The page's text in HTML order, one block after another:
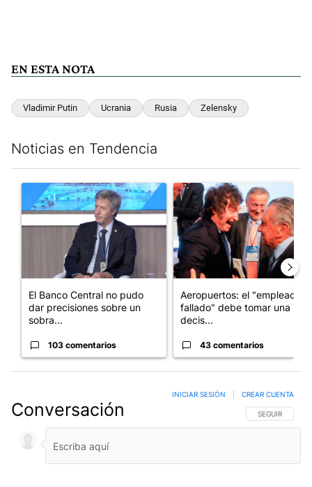
EN ESTA NOTA
Vladimir Putin Ucrania Rusia Zelensky
Noticias en Tendencia
Un artículo de tendencia con el título "El Banco Central no
El Banco Central no pudo
dar precisiones sobre un
sobra...
103 comentarios
Un artículo de tendencia con
Aeropuertos: el "empleado
fallado" debe tomar una
decis...
43 comentarios
Conversación SIGA ESTA
SEGUIR
INICIAR SESIÓN CREAR CUENTA